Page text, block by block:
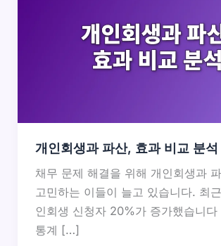
개인회생과 파산, 효과 비교 분석
채무 문제 해결을 위해 개인회생과
고민하는 이들이 늘고 있습니다. 최
인회생 신청자 20%가 증가했습니다
통계 […]